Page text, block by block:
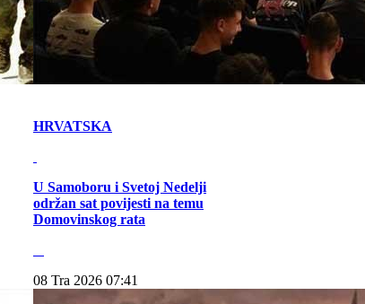
HRVATSKA
U Samoboru i Svetoj Nedelji
održan sat povijesti na temu
Domovinskog rata
08 Tra 2026 07:41